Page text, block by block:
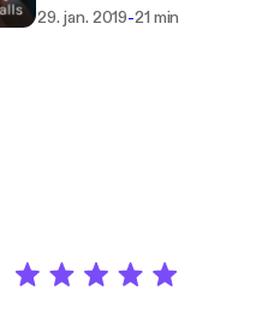
29. jan. 2019-21 min